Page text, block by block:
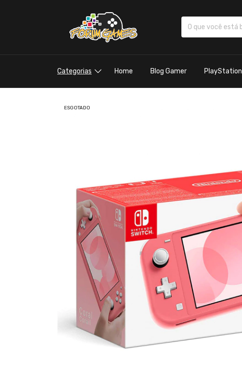
Categorias Home Blog Gamer PlayStation
ESGOTADO